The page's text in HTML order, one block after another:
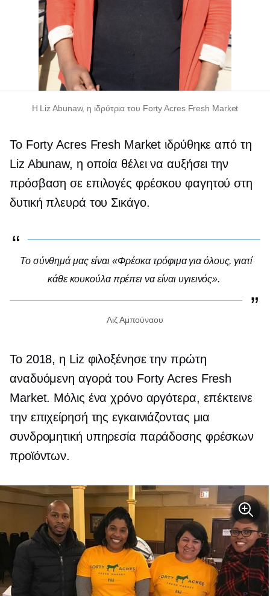
Η Liz Abunaw, η ιδρύτρια του Forty Acres Fresh Market
Το Forty Acres Fresh Market ιδρύθηκε από τη
Liz Abunaw, η οποία θέλει να αυξήσει την
πρόσβαση σε επιλογές φρέσκου φαγητού στη
δυτική πλευρά του Σικάγο.
Το σύνθημά μας είναι «Φρέσκα τρόφιμα για όλους, γιατί
κάθε κουκούλα πρέπει να είναι υγιεινός».
Λιζ Αμπούναου
Το 2018, η Liz φιλοξένησε την πρώτη
αναδυόμενη αγορά του Forty Acres Fresh
Market. Μόλις ένα χρόνο αργότερα, επέκτεινε
την επιχείρησή της εγκαινιάζοντας μια
συνδρομητική υπηρεσία παράδοσης φρέσκων
προϊόντων.